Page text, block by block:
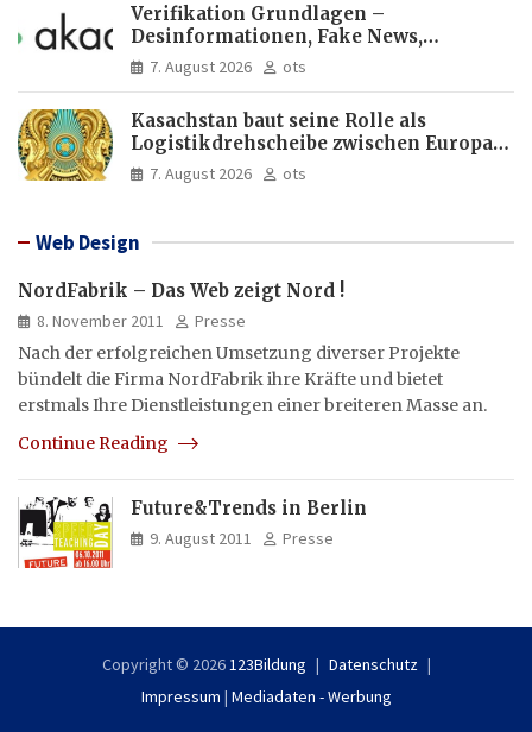
Verifikation Grundlagen –
Desinformationen, Fake News,
manipulierte Inhalte | dpa-Akademie
7. August 2026 ots
Kasachstan baut seine Rolle als
Logistikdrehscheibe zwischen Europa
und Asien aus
7. August 2026 ots
Web Design
NordFabrik – Das Web zeigt Nord !
8. November 2011
Presse
Nach der erfolgreichen Umsetzung diverser Projekte
bündelt die Firma NordFabrik ihre Kräfte und bietet
erstmals Ihre Dienstleistungen einer breiteren Masse an.
Continue Reading
Future&Trends in Berlin
9. August 2011 Presse
Copyright © 2026 123Bildung
Datenschutz
Impressum | Mediadaten - Werbung